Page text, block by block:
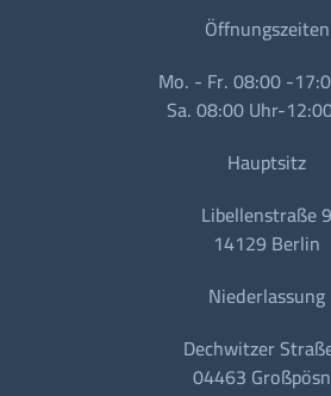
Öffnungszeiten
Mo. - Fr. 08:00 -
Sa. 08:00 Uhr-
Hauptsitz
Libellenstraße 9
14129 Berlin
Niederlassung
Dechwitzer
04463